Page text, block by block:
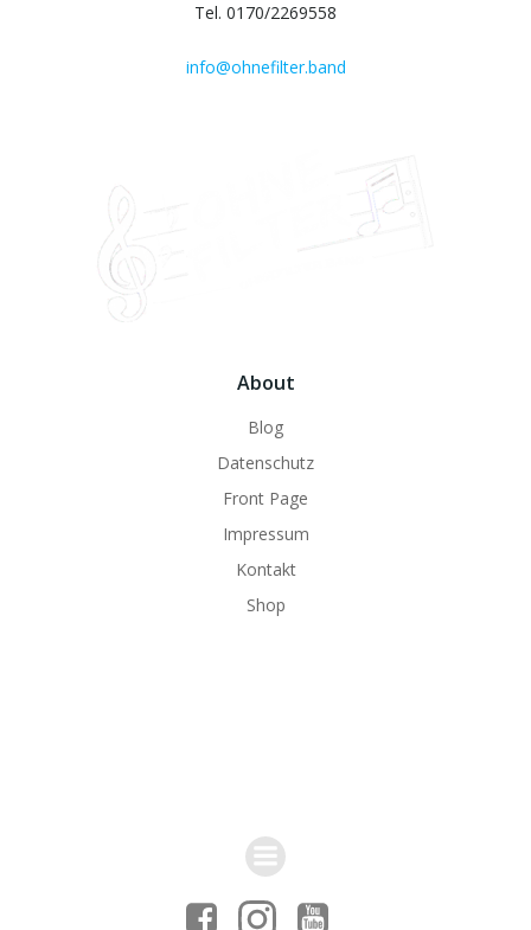
Tel. 0170/2269558
info@ohnefilter.band
About
Blog
Datenschutz
Front Page
Impressum
Kontakt
Shop